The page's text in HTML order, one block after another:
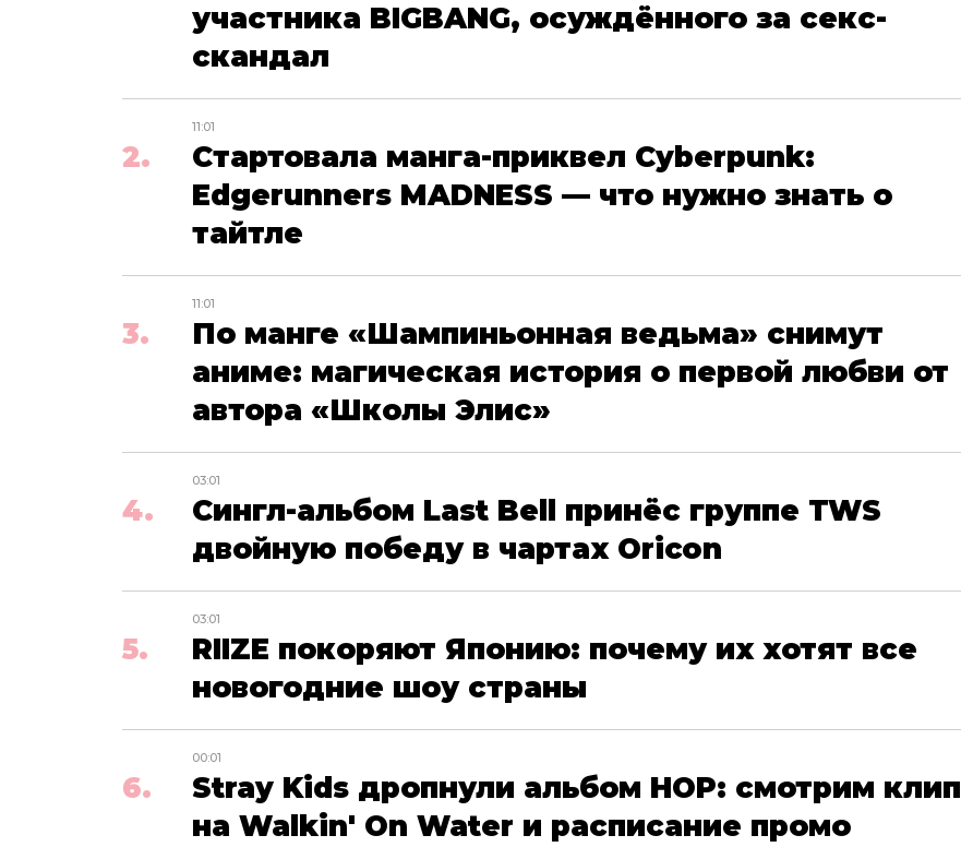
участника BIGBANG, осуждённого за секс-
скандал
11:01
Стартовала манга-приквел Cyberpunk:
Edgerunners MADNESS — что нужно знать о
тайтле
11:01
По манге «Шампиньонная ведьма» снимут
аниме: магическая история о первой любви от
автора «Школы Элис»
03:01
Сингл-альбом Last Bell принёс группе TWS
двойную победу в чартах Oricon
03:01
RIIZE покоряют Японию: почему их хотят все
новогодние шоу страны
00:01
Stray Kids дропнули альбом HOP: смотрим клип
на Walkin' On Water и расписание промо